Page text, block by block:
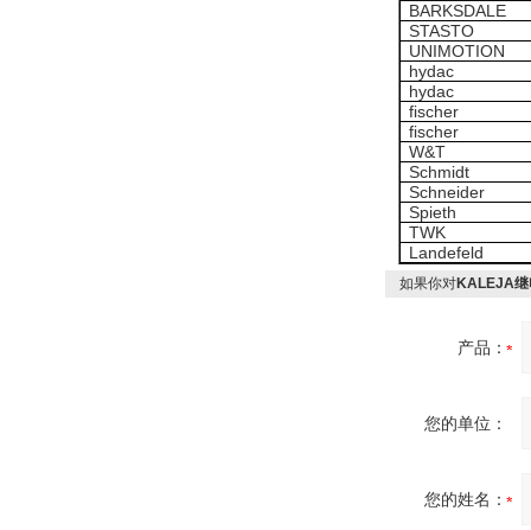
BARKSDALE
STASTO
UNIMOTION
hydac
hydac
fischer
fischer
W&T
Schmidt
Schneider
Spieth
TWK
Landefeld
如果你对KALEJA继
产品：
您的单位：
您的姓名：